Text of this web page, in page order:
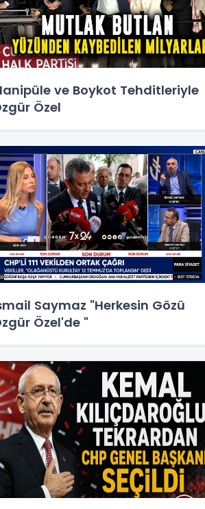
ve Boykot Tehditleriyle
Özel
Saymaz "Herkesin Gözü
Özel'de "